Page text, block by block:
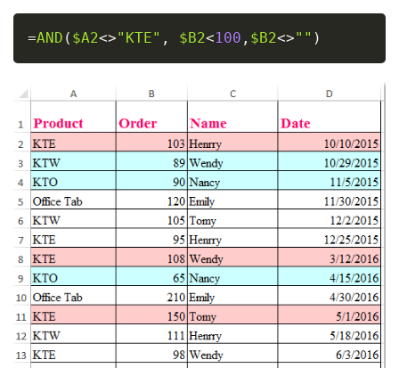
=AND ( $A2<>"KTE" , $B2<100 , $B2<>"" )